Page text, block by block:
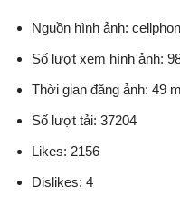
Nguồn hình ảnh:
Số lượt xem hình ảnh:
Thời gian đăng ảnh: 49
Số lượt tải: 37204
Likes: 2156
Dislikes: 4